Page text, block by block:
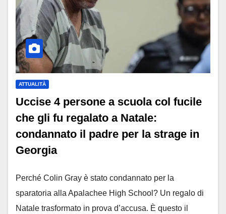
ATTUALITÀ
Uccise 4 persone a scuola col fucile
che gli fu regalato a Natale:
condannato il padre per la strage in
Georgia
Perché Colin Gray è stato condannato per la
sparatoria alla Apalachee High School? Un regalo di
Natale trasformato in prova d’accusa. È questo il